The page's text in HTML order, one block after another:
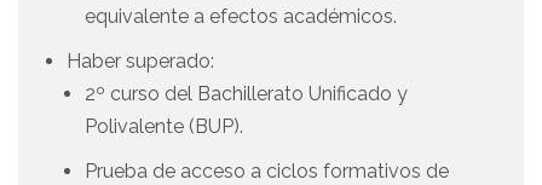
equivalente a efectos académicos.
Haber superado:
2º curso del Bachillerato Unificado y
Polivalente (BUP).
Prueba de acceso a ciclos formativos de